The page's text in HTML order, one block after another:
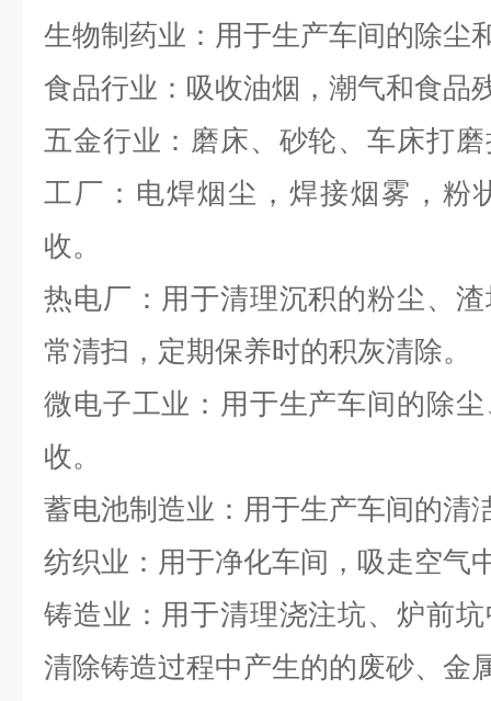
生物制药业：用于生产车间的除尘
食品行业：吸收油烟，潮气和食品
五金行业：磨床、砂轮、车床打
工厂：电焊烟尘，焊接烟雾，粉
收。
热电厂：用于清理沉积的粉尘、
常清扫，定期保养时的积灰清除。
微电子工业：用于生产车间的除
收。
蓄电池制造业：用于生产车间的清
纺织业：用于净化车间，吸走空气
铸造业：用于清理浇注坑、炉前
清除铸造过程中产生的的废砂、金